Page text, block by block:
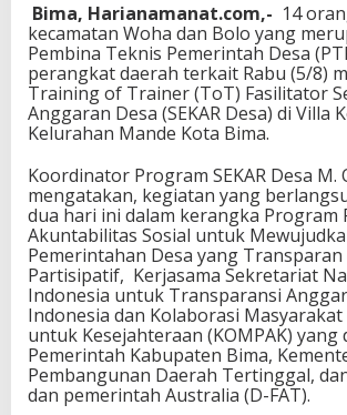
a
r
a
n
s
i
A
g
g
a
r
a
n
D
e
s
a
Bima, Harianamanat.com,- 14
kecamatan Woha dan Bolo yang
Pembina Teknis Pemerintah Desa
perangkat daerah terkait Rabu (5/8)
Training of Trainer (ToT) Fasilitator
Anggaran Desa (SEKAR Desa) di Villa
Kelurahan Mande Kota Bima.
Koordinator Program SEKAR Desa M.
mengatakan, kegiatan yang
dua hari ini dalam kerangka Program
Akuntabilitas Sosial untuk
Pemerintahan Desa yang Transparan
Partisipatif, Kerjasama Sekretariat
Indonesia untuk Transparansi
Indonesia dan Kolaborasi Masyarakat
untuk Kesejahteraan (KOMPAK)
Pemerintah Kabupaten Bima,
Pembangunan Daerah Tertinggal,
dan pemerintah Australia (D-FAT).